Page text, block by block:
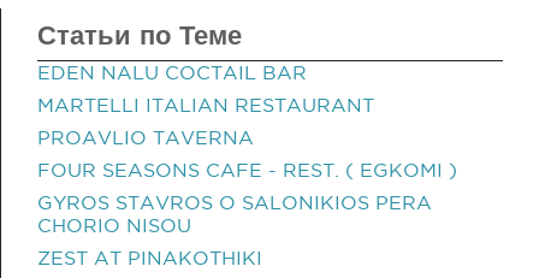
Статьи по Теме
EDEN NALU COCTAIL BAR
MARTELLI ITALIAN RESTAURANT
PROAVLIO TAVERNA
FOUR SEASONS CAFE - REST. ( EGKOMI )
GYROS STAVROS O SALONIKIOS PERA
CHORIO NISOU
ZEST AT PINAKOTHIKI